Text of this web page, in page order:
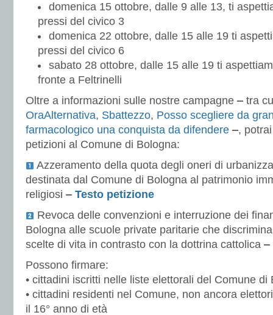
domenica 15 ottobre, dalle 9 alle 13, ti
pressi del civico 3
domenica 22 ottobre, dalle 15 alle 19 ti
pressi del civico 6
sabato 28 ottobre, dalle 15 alle 19 ti
fronte a Feltrinelli
Oltre a informazioni sulle nostre campagne ‒ tra
OraAlternativa, Sbattezzo, Posso scegliere da
farmacologico una conquista da difendere ‒,
petizioni al Comune di Bologna:
Azzeramento della quota degli oneri di
destinata dal Comune di Bologna al patrimonio
religiosi ‒ Testo petizione
Revoca delle convenzioni e interruzione dei
Bologna alle scuole private paritarie che
scelte di vita in contrasto con la dottrina cattolica ‒
Possono firmare:
• cittadini iscritti nelle liste elettorali del Comune di
• cittadini residenti nel Comune, non ancora
il 16° anno di età